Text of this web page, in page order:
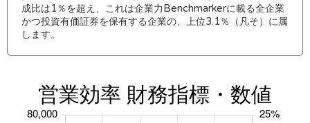
成比は1％を超え、これは企業力Benchmarkerに載る全企業
かつ投資有価証券を保有する企業の、上位3.1％（凡そ）に属
します。